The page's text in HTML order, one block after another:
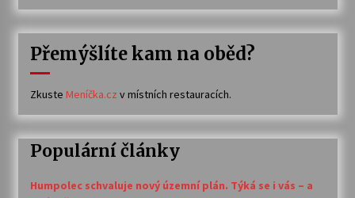
Přemýšlíte kam na oběd?
Zkuste Meníčka.cz v místních restauracích.
Populární články
Humpolec schvaluje nový územní plán. Týká se i vás – a